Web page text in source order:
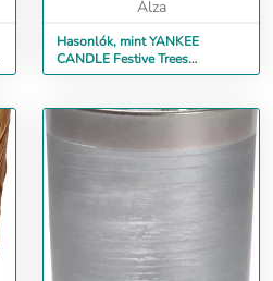
Alza
Hasonlók, mint YANKEE
CANDLE Festive Trees
Gyertyatartó, nagy